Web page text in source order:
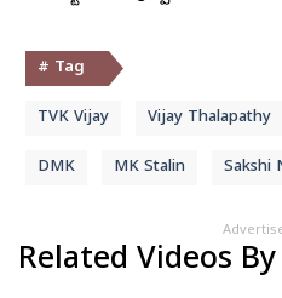
# Tag
TVK Vijay Vijay Thalapathy
DMK MK Stalin Sakshi
Related Videos